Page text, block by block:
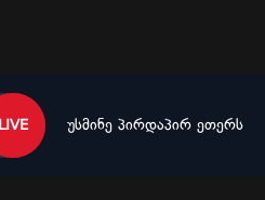
LIVE უსმინე პირდაპირ ეთერს